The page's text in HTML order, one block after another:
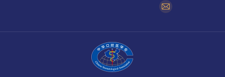
找到我们：
Mail